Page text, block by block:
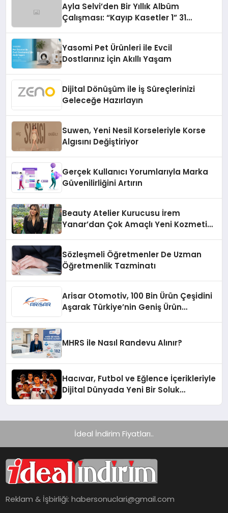
Ayla Selvi’den Bir Yıllık Albüm
Çalışması: “Kayıp Kasetler 1” 31
Yasomi Pet Ürünleri ile Evcil
Dostlarınız İçin Akıllı Yaşam
Dijital Dönüşüm ile İş Süreçlerinizi
Geleceğe Hazırlayın
Suwen, Yeni Nesil Korseleriyle Korse
Algısını Değiştiriyor
Gerçek Kullanıcı Yorumlarıyla Marka
Güvenilirliğini Artırın
Beauty Atelier Kurucusu İrem
Yanar’dan Çok Amaçlı Yeni Kozmetik
Sözleşmeli Öğretmenler De Uzman
Öğretmenlik Tazminatı
Arisar Otomotiv, 100 Bin Ürün Çeşidini
Aşarak Türkiye’nin Geniş Ürün
MHRS ile Nasıl Randevu Alınır?
Hacıvar, Futbol ve Eğlence İçerikleriyle
Dijital Dünyada Yeni Bir Soluk
İdeal İndirim Fiyatları..
Reklam & İşbirliği:habersonuclari@gmail.com